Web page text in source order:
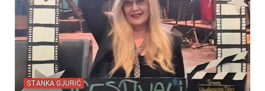
STANKA GJURIĆ